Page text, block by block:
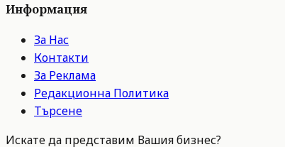
Информация
За Нас
Контакти
За Реклама
Редакционна Политика
Търсене
Искате да представим Вашия бизнес?